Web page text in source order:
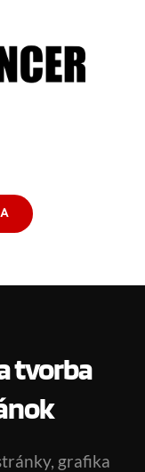
tvorba
grafika